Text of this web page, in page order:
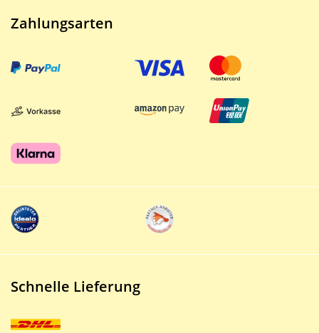
Zahlungsarten
Schnelle Lieferung